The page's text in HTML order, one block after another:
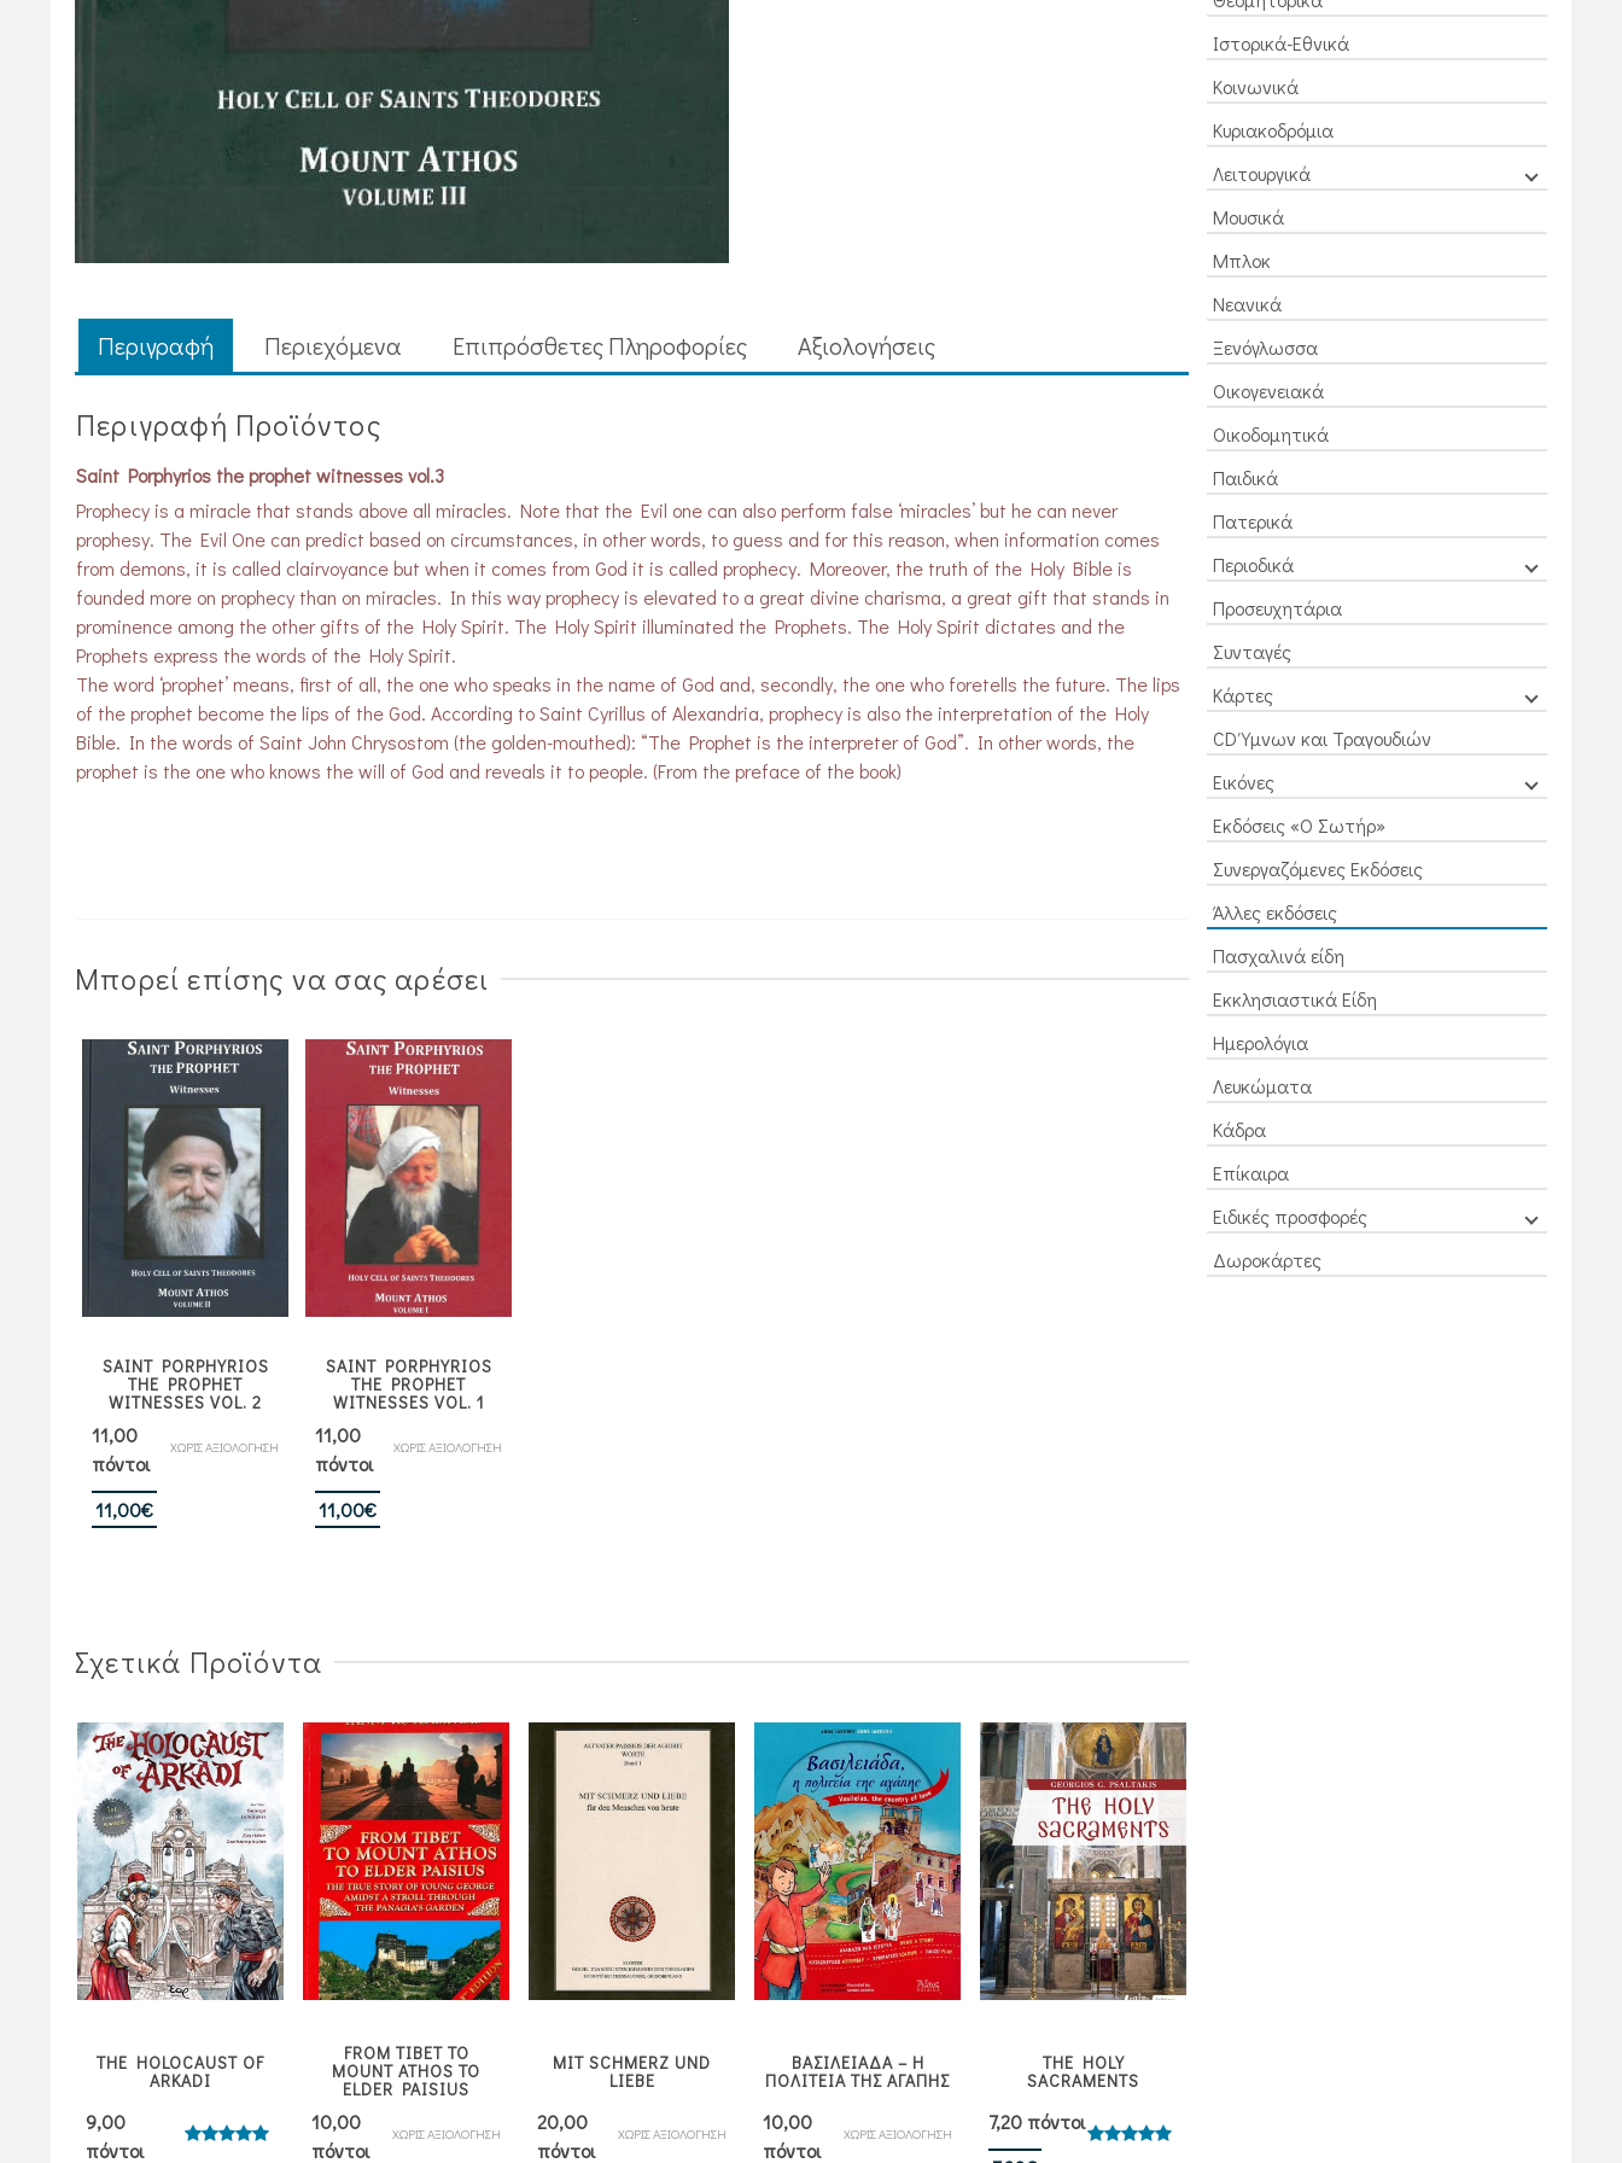
Περιγραφή Περιεχόμενα Επιπρόσθετες Πληροφορίες Aξιολογήσεις
Περιγραφή Προϊόντος
Saint Porphyrios the prophet witnesses vol.3
Prophecy is a miracle that stands above all miracles. Note that the Evil one can also perform false ‘miracles’ but he can never
prophesy. The Evil One can predict based on circumstances, in other words, to guess and for this reason, when information comes
from demons, it is called clairvoyance but when it comes from God it is called prophecy. Moreover, the truth of the Holy Bible is
founded more on prophecy than on miracles. In this way prophecy is elevated to a great divine charisma, a great gift that stands in
prominence among the other gifts of the Holy Spirit. The Holy Spirit illuminated the Prophets. The Holy Spirit dictates and the
Prophets express the words of the Holy Spirit.
The word ‘prophet’ means, first of all, the one who speaks in the name of God and, secondly, the one who foretells the future. The lips
of the prophet become the lips of the God. According to Saint Cyrillus of Alexandria, prophecy is also the interpretation of the Holy
Bible. In the words of Saint John Chrysostom (the golden-mouthed): “The Prophet is the interpreter of God”. In other words, the
prophet is the one who knows the will of God and reveals it to people. (From the preface of the book)
Μπορεί επίσης να σας αρέσει
SAINT PORPHYRIOS
THE PROPHET
WITNESSES VOL. 2
ΧΩΡΙΣ ΑΞΙΟΛΟΓΗΣΗ
11,00
πόντοι
11,00€
SAINT PORPHYRIOS
THE PROPHET
WITNESSES VOL. 1
ΧΩΡΙΣ ΑΞΙΟΛΟΓΗΣΗ
11,00
πόντοι
11,00€
Σχετικά Προϊόντα
THE HOLOCAUST OF
ARKADI
Βαθμολογήθηκε
9,00
πόντοι
FROM TIBET TO
MOUNT ATHOS TO
ELDER PAISIUS
ΧΩΡΙΣ ΑΞΙΟΛΟΓΗΣΗ
10,00
πόντοι
MIT SCHMERZ UND
LIEBE
ΧΩΡΙΣ ΑΞΙΟΛΟΓΗΣΗ
20,00
πόντοι
ΒΑΣΙΛΕΙΑΔΑ – Η
ΠΟΛΙΤΕΙΑ ΤΗΣ ΑΓΑΠΗΣ
ΧΩΡΙΣ ΑΞΙΟΛΟΓΗΣΗ
10,00
πόντοι
THE HOLY
SACRAMENTS
7,20 πόντοι
Ιστορικά-Εθνικά
Κοινωνικά
Κυριακοδρόμια
Λειτουργικά
Μουσικά
Μπλοκ
Νεανικά
Ξενόγλωσσα
Οικογενειακά
Οικοδομητικά
Παιδικά
Πατερικά
Περιοδικά
Προσευχητάρια
Συνταγές
Κάρτες
CD Ύμνων και Τραγουδιών
Εικόνες
Εκδόσεις «Ο Σωτήρ»
Συνεργαζόμενες Εκδόσεις
Άλλες εκδόσεις
Πασχαλινά είδη
Εκκλησιαστικά Είδη
Ημερολόγια
Λευκώματα
Κάδρα
Επίκαιρα
Ειδικές προσφορές
Δωροκάρτες